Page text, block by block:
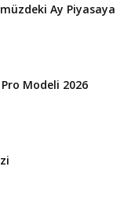
Ay Piyasaya
Modeli 2026